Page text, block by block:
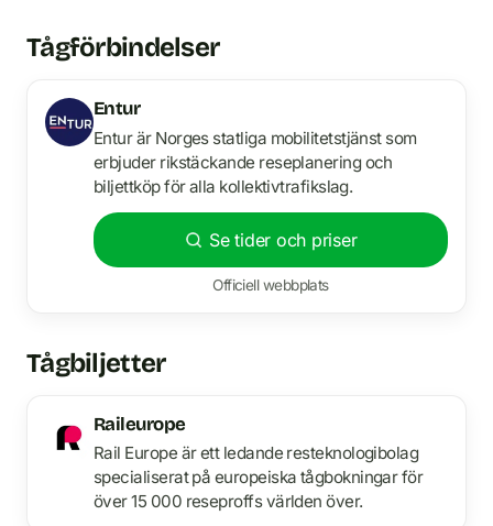
Tågförbindelser
Entur
Entur är Norges statliga mobilitetstjänst som
erbjuder rikstäckande reseplanering och
biljettköp för alla kollektivtrafikslag.
Se tider och priser
Officiell webbplats
Tågbiljetter
Raileurope
Rail Europe är ett ledande resteknologibolag
specialiserat på europeiska tågbokningar för
över 15 000 reseproffs världen över.